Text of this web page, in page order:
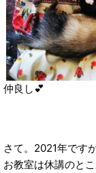
仲良し💕
さて。2021年です
お教室は休講のと